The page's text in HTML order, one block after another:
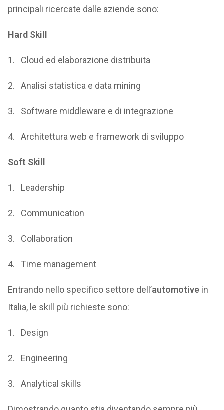
principali ricercate dalle aziende sono:
Hard Skill
1. Cloud ed elaborazione distribuita
2. Analisi statistica e data mining
3. Software middleware e di integrazione
4. Architettura web e framework di sviluppo
Soft Skill
1. Leadership
2. Communication
3. Collaboration
4. Time management
Entrando nello specifico settore dell’automotivein
Italia, le skill più richieste sono:
1. Design
2. Engineering
3. Analytical skills